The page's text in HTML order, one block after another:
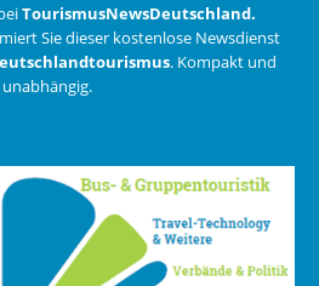
TourismusNewsDeutschland.
Sie dieser kostenlose Newsdienst
. Kompakt und
unabhängig.